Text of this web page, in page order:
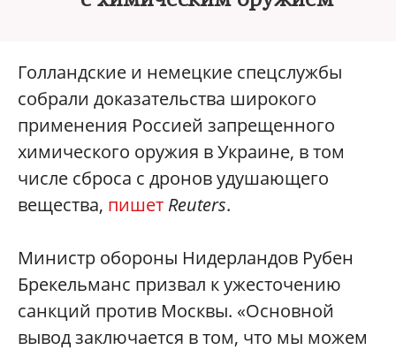
Голландские и немецкие спецслужбы
собрали доказательства широкого
применения Россией запрещенного
химического оружия в Украине, в том
числе сброса с дронов удушающего
вещества, пишет Reuters.
Министр обороны Нидерландов Рубен
Брекельманс призвал к ужесточению
санкций против Москвы. «Основной
вывод заключается в том, что мы можем